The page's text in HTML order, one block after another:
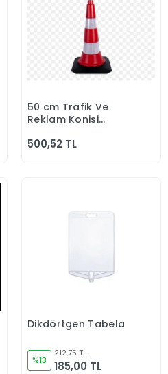
Sepete Ekle
50 cm Trafik Ve
Reklam Konisi
500,52 TL
Sepete Ekle
Dikdörtgen Tabela
%13
212,75 TL
185,00 TL